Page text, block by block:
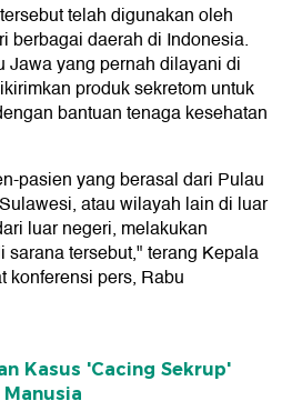
telah digunakan oleh
berbagai daerah di Indonesia.
yang pernah dilayani di
produk sekretom untuk
bantuan tenaga kesehatan
pasien yang berasal dari Pulau
atau wilayah lain di luar
luar negeri, melakukan
tersebut," terang Kepala
konferensi pers, Rabu
Kasus 'Cacing Sekrup'
Manusia